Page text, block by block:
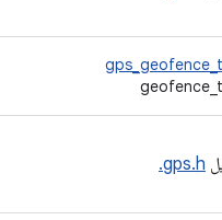
gps.h.